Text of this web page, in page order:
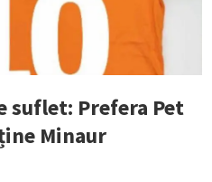
suflet: Prefera Pet
Minaur